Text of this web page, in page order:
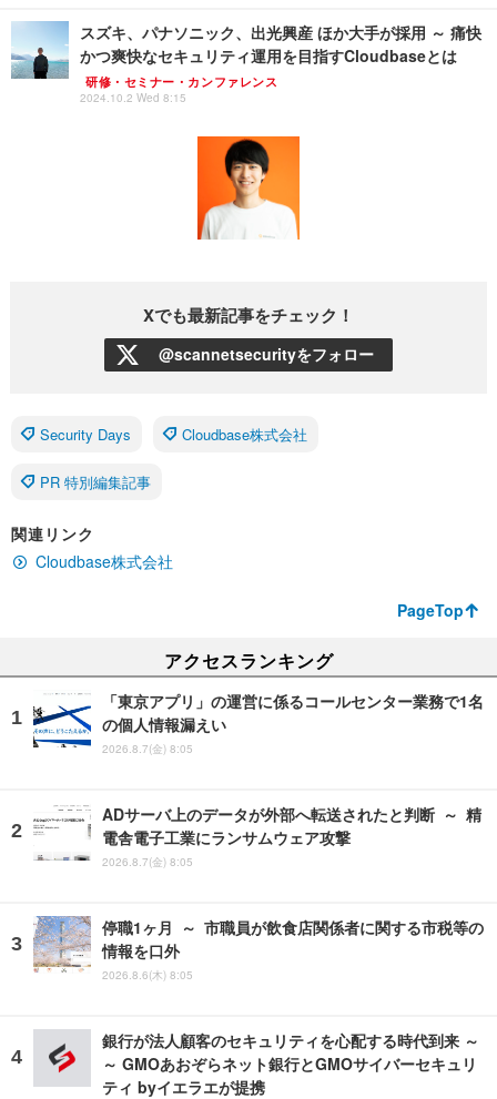
スズキ、パナソニック、出光興産 ほか大手が採用 ～ 痛快
かつ爽快なセキュリティ運用を目指すCloudbaseとは
研修・セミナー・カンファレンス
2024.10.2 Wed 8:15
Xでも最新記事をチェック！
@scannetsecurityをフォロー
Security Days Cloudbase株式会社
PR 特別編集記事
関連リンク
Cloudbase株式会社
PageTop
アクセスランキング
「東京アプリ」の運営に係るコールセンター業務で1名
の個人情報漏えい
2026.8.7(金) 8:05
ADサーバ上のデータが外部へ転送されたと判断 ～ 精
電舎電子工業にランサムウェア攻撃
2026.8.7(金) 8:05
停職1ヶ月 ～ 市職員が飲食店関係者に関する市税等の
情報を口外
2026.8.6(木) 8:05
銀行が法人顧客のセキュリティを心配する時代到来 ～
～ GMOあおぞらネット銀行とGMOサイバーセキュリ
ティ byイエラエが提携